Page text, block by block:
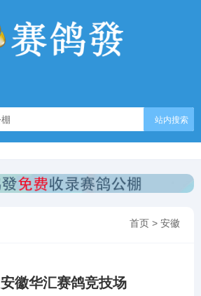
站内搜索
首页 > 安徽
安徽华汇赛鸽竞技场